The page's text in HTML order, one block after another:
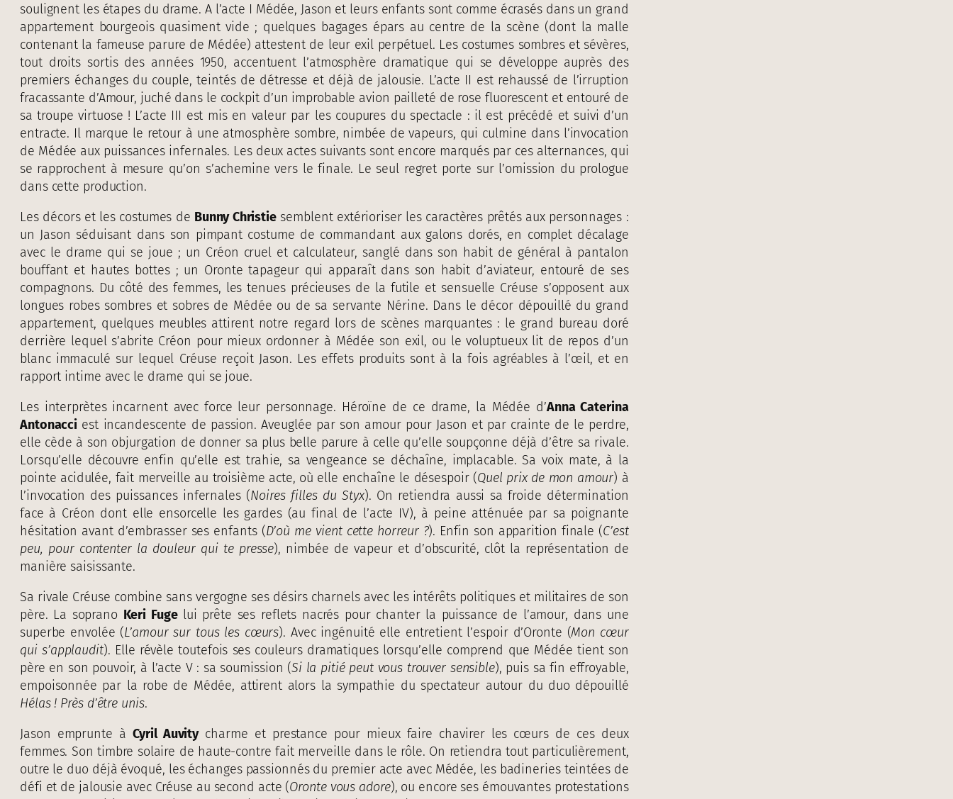
soulignent les étapes du drame. A l’acte I Médée, Jason et leurs enfants sont comme écrasés dans un grand
appartement bourgeois quasiment vide ; quelques bagages épars au centre de la scène (dont la malle
contenant la fameuse parure de Médée) attestent de leur exil perpétuel. Les costumes sombres et sévères,
tout droits sortis des années 1950, accentuent l’atmosphère dramatique qui se développe auprès des
premiers échanges du couple, teintés de détresse et déjà de jalousie. L’acte II est rehaussé de l’irruption
fracassante d’Amour, juché dans le cockpit d’un improbable avion pailleté de rose fluorescent et entouré de
sa troupe virtuose ! L’acte III est mis en valeur par les coupures du spectacle : il est précédé et suivi d’un
entracte. Il marque le retour à une atmosphère sombre, nimbée de vapeurs, qui culmine dans l’invocation
de Médée aux puissances infernales. Les deux actes suivants sont encore marqués par ces alternances, qui
se rapprochent à mesure qu’on s’achemine vers le finale. Le seul regret porte sur l’omission du prologue
dans cette production.
Les décors et les costumes de Bunny Christiesemblent extérioriser les caractères prêtés aux personnages :
un Jason séduisant dans son pimpant costume de commandant aux galons dorés, en complet décalage
avec le drame qui se joue ; un Créon cruel et calculateur, sanglé dans son habit de général à pantalon
bouffant et hautes bottes ; un Oronte tapageur qui apparaît dans son habit d’aviateur, entouré de ses
compagnons. Du côté des femmes, les tenues précieuses de la futile et sensuelle Créuse s’opposent aux
longues robes sombres et sobres de Médée ou de sa servante Nérine. Dans le décor dépouillé du grand
appartement, quelques meubles attirent notre regard lors de scènes marquantes : le grand bureau doré
derrière lequel s’abrite Créon pour mieux ordonner à Médée son exil, ou le voluptueux lit de repos d’un
blanc immaculé sur lequel Créuse reçoit Jason. Les effets produits sont à la fois agréables à l’œil, et en
rapport intime avec le drame qui se joue.
Les interprètes incarnent avec force leur personnage. Héroïne de ce drame, la Médée d’Anna Caterina
Antonacci est incandescente de passion. Aveuglée par son amour pour Jason et par crainte de le perdre,
elle cède à son objurgation de donner sa plus belle parure à celle qu’elle soupçonne déjà d’être sa rivale.
Lorsqu’elle découvre enfin qu’elle est trahie, sa vengeance se déchaîne, implacable. Sa voix mate, à la
pointe acidulée, fait merveille au troisième acte, où elle enchaîne le désespoir (Quel prix de mon amour) à
l’invocation des puissances infernales (Noires filles du Styx). On retiendra aussi sa froide détermination
face à Créon dont elle ensorcelle les gardes (au final de l’acte IV), à peine atténuée par sa poignante
hésitation avant d’embrasser ses enfants (D’où me vient cette horreur ?). Enfin son apparition finale (C’est
peu, pour contenter la douleur qui te presse), nimbée de vapeur et d’obscurité, clôt la représentation de
manière saisissante.
Sa rivale Créuse combine sans vergogne ses désirs charnels avec les intérêts politiques et militaires de son
père. La soprano Keri Fugelui prête ses reflets nacrés pour chanter la puissance de l’amour, dans une
superbe envolée (L’amour sur tous les cœurs). Avec ingénuité elle entretient l’espoir d’Oronte (Mon cœur
qui s’applaudit). Elle révèle toutefois ses couleurs dramatiques lorsqu’elle comprend que Médée tient son
père en son pouvoir, à l’acte V : sa soumission (Si la pitié peut vous trouver sensible), puis sa fin effroyable,
empoisonnée par la robe de Médée, attirent alors la sympathie du spectateur autour du duo dépouillé
Hélas ! Près d’être unis.
Jason emprunte àCyril Auvitycharme et prestance pour mieux faire chavirer les cœurs de ces deux
femmes. Son timbre solaire de haute-contre fait merveille dans le rôle. On retiendra tout particulièrement,
outre le duo déjà évoqué, les échanges passionnés du premier acte avec Médée, les badineries teintées de
défi et de jalousie avec Créuse au second acte (Oronte vous adore), ou encore ses émouvantes protestations